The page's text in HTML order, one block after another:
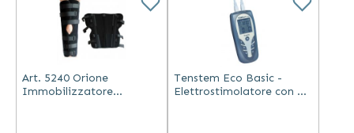
Art. 5240 Orione
Immobilizzatore
Tenstem Eco Basic -
Elettrostimolatore con 12